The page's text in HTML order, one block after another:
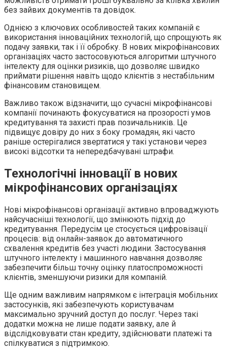
без зайвих документів та довідок.
Однією з ключових особливостей таких компаній є
використання інноваційних технологій, що спрощують як
подачу заявки, так і її обробку. В нових мікрофінансових
організаціях часто застосовуються алгоритми штучного
інтелекту для оцінки ризиків, що дозволяє швидко
приймати рішення навіть щодо клієнтів з нестабільним
фінансовим становищем.
Важливо також відзначити, що сучасні мікрофінансові
компанії починають фокусуватися на прозорості умов
кредитування та захисті прав позичальників. Це
підвищує довіру до них з боку громадян, які часто
раніше остерігалися звертатися у такі установи через
високі відсотки та непередбачувані штрафи.
Технологічні інновації в нових
мікрофінансових організаціях
Нові мікрофінансові організації активно впроваджують
найсучасніші технології, що змінюють підхід до
кредитування. Передусім це стосується цифровізації
процесів: від онлайн-заявок до автоматичного
схвалення кредитів без участі людини. Застосування
штучного інтелекту і машинного навчання дозволяє
забезпечити більш точну оцінку платоспроможності
клієнтів, зменшуючи ризики для компаній.
Ще одним важливим напрямком є інтеграція мобільних
застосунків, які забезпечують користувачам
максимально зручний доступ до послуг. Через такі
додатки можна не лише подати заявку, але й
відслідковувати стан кредиту, здійснювати платежі та
спілкуватися з підтримкою.